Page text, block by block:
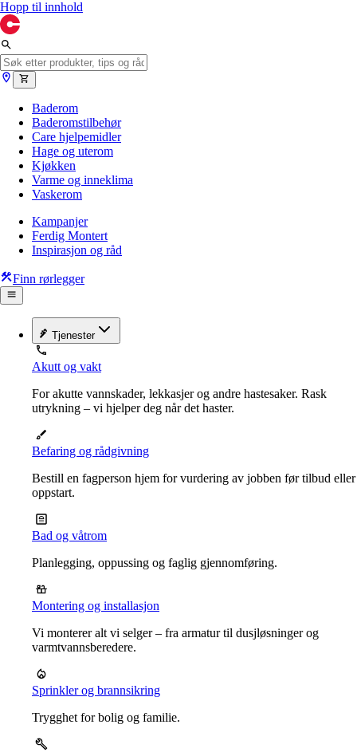
Hopp til innhold
Baderom
Baderomstilbehør
Care hjelpemidler
Hage og uterom
Kjøkken
Varme og inneklima
Vaskerom
Kampanjer
Ferdig Montert
Inspirasjon og råd
Finn rørlegger
Tjenester
Akutt og vakt
For akutte vannskader, lekkasjer og andre hastesaker. Rask
utrykning – vi hjelper deg når det haster.
Befaring og rådgivning
Bestill en fagperson hjem for vurdering av jobben før tilbud eller
oppstart.
Bad og våtrom
Planlegging, oppussing og faglig gjennomføring.
Montering og installasjon
Vi monterer alt vi selger – fra armatur til dusjløsninger og
varmtvannsberedere.
Sprinkler og brannsikring
Trygghet for bolig og familie.